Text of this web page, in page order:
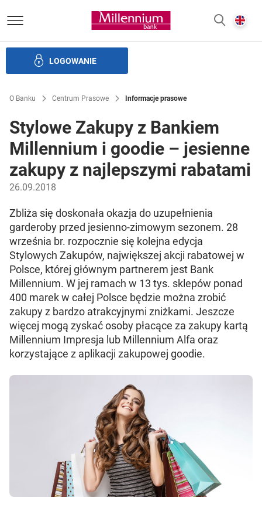
Bank Millennium homepage
LOGOWANIE
O Banku Centrum Prasowe Informacje prasowe
Stylowe Zakupy z Bankiem
Millennium i goodie – jesienne
zakupy z najlepszymi rabatami
26.09.2018
Zbliża się doskonała okazja do uzupełnienia
garderoby przed jesienno-zimowym sezonem. 28
września br. rozpocznie się kolejna edycja
Stylowych Zakupów, największej akcji rabatowej w
Polsce, której głównym partnerem jest Bank
Millennium. W jej ramach w 13 tys. sklepów ponad
400 marek w całej Polsce będzie można zrobić
zakupy z bardzo atrakcyjnymi zniżkami. Jeszcze
więcej mogą zyskać osoby płacące za zakupy kartą
Millennium Impresja lub Millennium Alfa oraz
korzystające z aplikacji zakupowej goodie.